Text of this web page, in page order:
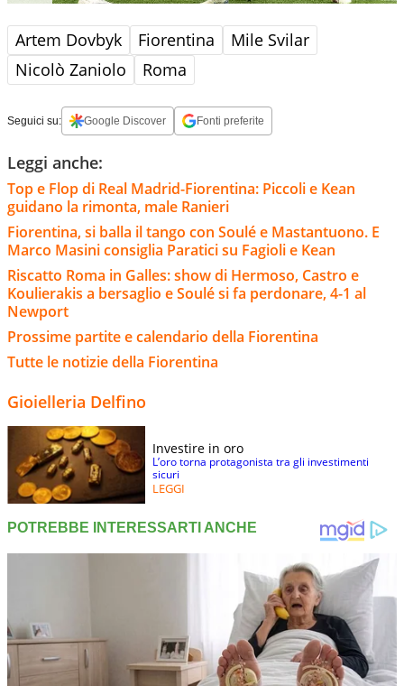
Artem Dovbyk Fiorentina
Mile Svilar
Nicolò Zaniolo
Roma
Seguici su: Google Discover Fonti preferite
Leggi anche:
Top e Flop di Real Madrid-Fiorentina: Piccoli e Kean
guidano la rimonta, male Ranieri
Fiorentina, si balla il tango con Soulé e Mastantuono. E
Marco Masini consiglia Paratici su Fagioli e Kean
Riscatto Roma in Galles: show di Hermoso, Castro e
Koulierakis a bersaglio e Soulé si fa perdonare, 4-1 al
Newport
Prossime partite e calendario della Fiorentina
Tutte le notizie della Fiorentina
Gioielleria Delfino
Investire in oro
L’oro torna protagonista tra gli investimenti
sicuri
LEGGI